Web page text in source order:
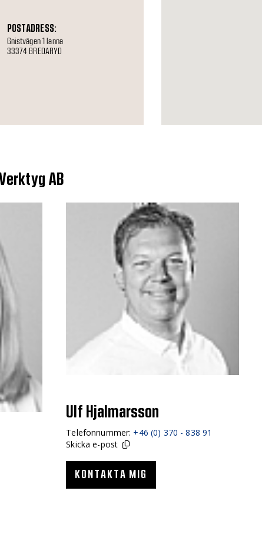
POSTADRESS:
Gnistvägen 1 lanna
33374 BREDARYD
AB
Ulf Hjalmarsson
Telefonnummer: +46 (0) 370 - 838 91
Skicka e-post
KONTAKTA MIG